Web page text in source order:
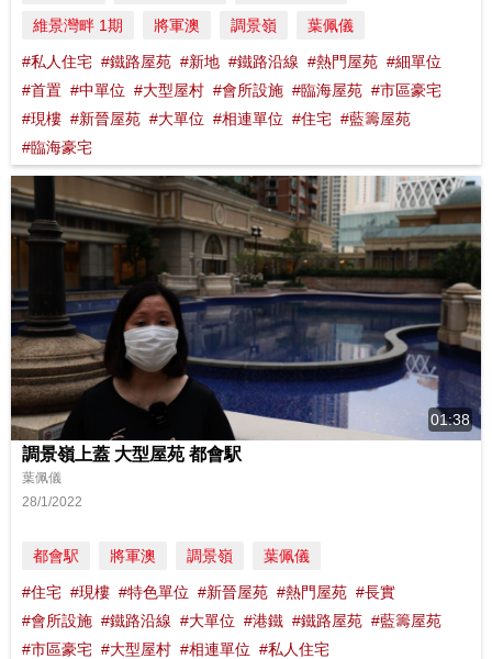
維景灣畔 1期
將軍澳 調景嶺 葉佩儀
#私人住宅 #鐵路屋苑 #新地 #鐵路沿線 #熱門屋苑 #細單位
#首置 #中單位 #大型屋村 #會所設施 #臨海屋苑 #市區豪宅
#現樓 #新晉屋苑 #大單位 #相連單位 #住宅 #藍籌屋苑
#臨海豪宅
01:38
調景嶺上蓋 大型屋苑 都會駅
葉佩儀
28/1/2022
都會駅 將軍澳 調景嶺 葉佩儀
#住宅 #現樓 #特色單位 #新晉屋苑 #熱門屋苑 #長實
#會所設施 #鐵路沿線 #大單位 #港鐵 #鐵路屋苑 #藍籌屋苑
#市區豪宅 #大型屋村 #相連單位 #私人住宅